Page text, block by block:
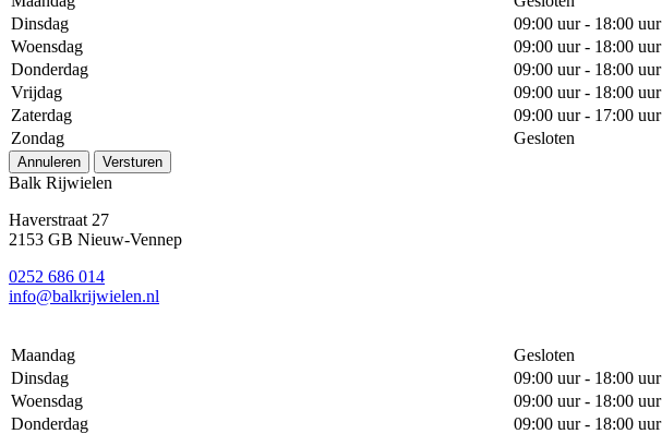
Dinsdag
09:00 uur - 18:00 uur
Woensdag
09:00 uur - 18:00 uur
Donderdag
09:00 uur - 18:00 uur
Vrijdag
09:00 uur - 18:00 uur
Zaterdag
09:00 uur - 17:00 uur
Zondag
Gesloten
Annuleren Versturen
Balk Rijwielen
Haverstraat 27
2153 GB Nieuw-Vennep
0252 686 014
info@balkrijwielen.nl
Maandag
Gesloten
Dinsdag
09:00 uur - 18:00 uur
Woensdag
09:00 uur - 18:00 uur
Donderdag
09:00 uur - 18:00 uur